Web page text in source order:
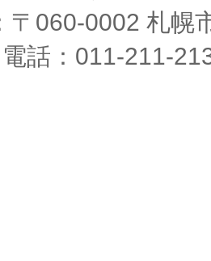
060-0002 札幌
話：011-211-